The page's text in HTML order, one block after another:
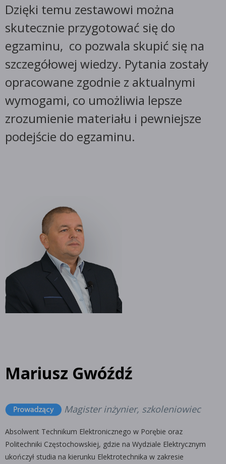
Dzięki temu zestawowi można
skutecznie przygotować się do
egzaminu, co pozwala skupić się na
szczegółowej wiedzy. Pytania zostały
opracowane zgodnie z aktualnymi
wymogami, co umożliwia lepsze
zrozumienie materiału i pewniejsze
podejście do egzaminu.
Mariusz Gwóźdź
Magister inżynier, szkoleniowiec
Absolwent Technikum Elektronicznego w Porębie oraz
Politechniki Częstochowskiej, gdzie na Wydziale Elektrycznym
ukończył studia na kierunku Elektrotechnika w zakresie